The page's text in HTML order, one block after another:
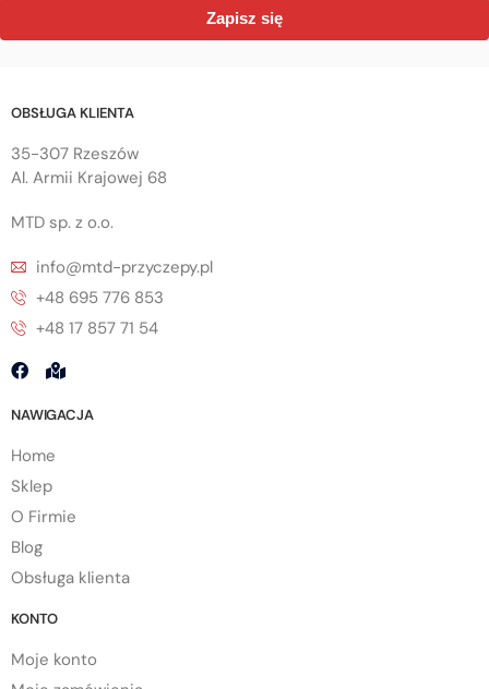
Zapisz się
OBSŁUGA KLIENTA
35-307 Rzeszów
Al. Armii Krajowej 68
MTD sp. z o.o.
info@mtd-przyczepy.pl
+48 695 776 853
+48 17 857 71 54
NAWIGACJA
Home
Sklep
O Firmie
Blog
Obsługa klienta
KONTO
Moje konto